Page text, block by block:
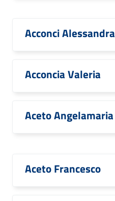
Acconci Alessandra
Acconcia Valeria
Aceto Angelamaria
Aceto Francesco